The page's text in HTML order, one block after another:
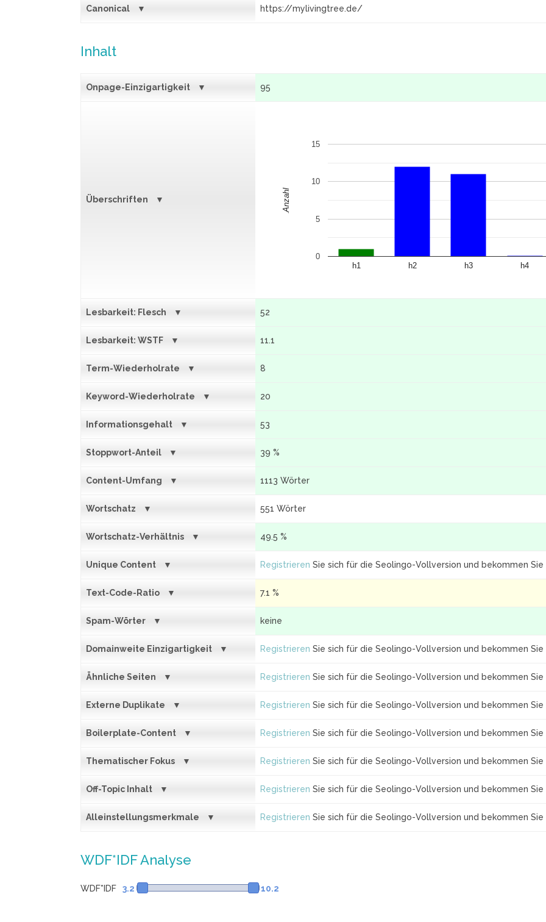
Canonical https://mylivingtree.de/
Inhalt
Onpage-Einzigartigkeit 95
Überschriften
h1 h2 h3 h4
0
5
10
15
Anzahl
Lesbarkeit: Flesch 52
Lesbarkeit: WSTF 11.1
Term-Wiederholrate 8
Keyword-Wiederholrate 20
Informationsgehalt 53
Stoppwort-Anteil 39 %
Content-Umfang 1113 Wörter
Wortschatz 551 Wörter
Wortschatz-Verhältnis 49.5 %
Unique Content Registrieren Sie sich für die Seolingo-Vollversion und bekommen Sie
Text-Code-Ratio 7.1 %
Spam-Wörter keine
Domainweite Einzigartigkeit Registrieren Sie sich für die Seolingo-Vollversion und bekommen Sie
Ähnliche Seiten Registrieren Sie sich für die Seolingo-Vollversion und bekommen Sie
Externe Duplikate Registrieren Sie sich für die Seolingo-Vollversion und bekommen Sie
Boilerplate-Content Registrieren Sie sich für die Seolingo-Vollversion und bekommen Sie
Thematischer Fokus Registrieren Sie sich für die Seolingo-Vollversion und bekommen Sie
Off-Topic Inhalt Registrieren Sie sich für die Seolingo-Vollversion und bekommen Sie
Alleinstellungsmerkmale Registrieren Sie sich für die Seolingo-Vollversion und bekommen Sie
WDF*IDF Analyse
WDF*IDF 3.2 10.2